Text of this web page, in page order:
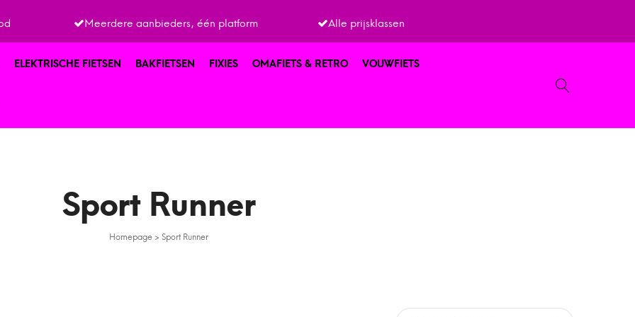
Meerdere aanbieders, één platform Alle prijsklassen
ELEKTRISCHE FIETSEN BAKFIETSEN FIXIES OMAFIETS & RETRO VOUWFIETS
Sport Runner
Homepage > Sport Runner